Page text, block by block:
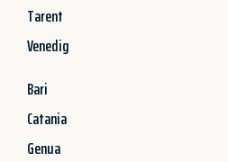
Tarent
Venedig
Bari
Catania
Genua